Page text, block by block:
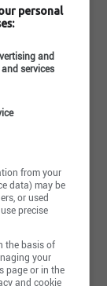
employés
une
Umano
Umano
le sens
et des
dans
personal
and
services
from your
data) may be
or used
precise
the basis of
your
page or in the
and cookie